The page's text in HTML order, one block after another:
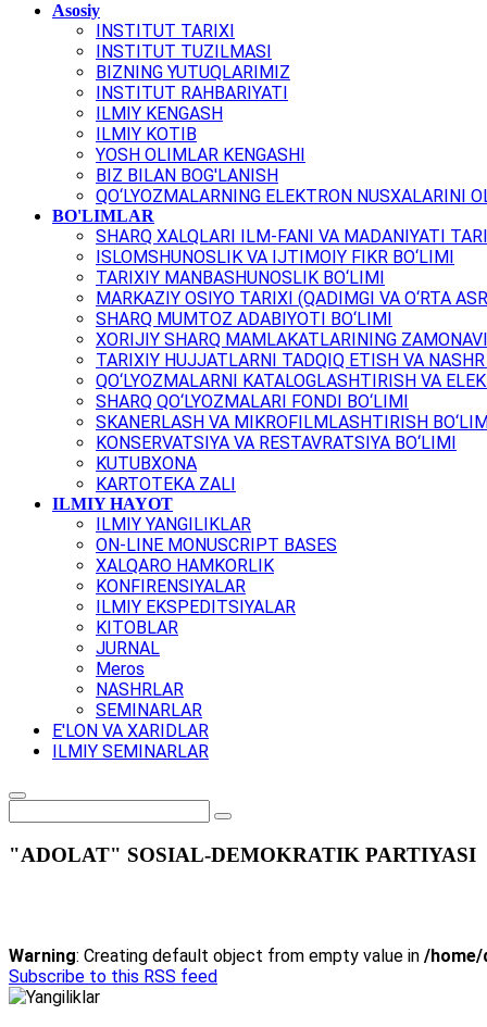
Asosiy
INSTITUT TARIXI
INSTITUT TUZILMASI
BIZNING YUTUQLARIMIZ
INSTITUT RAHBARIYATI
ILMIY KENGASH
ILMIY KOTIB
YOSH OLIMLAR KENGASHI
BIZ BILAN BOG'LANISH
QO‘LYOZMALARNING ELEKTRON NUSXALARINI
BO'LIMLAR
SHARQ XALQLARI ILM-FANI VA MADANIYATI
ISLOMSHUNOSLIK VA IJTIMOIY FIKR BO‘LIMI
TARIXIY MANBASHUNOSLIK BO‘LIMI
MARKAZIY OSIYO TARIXI (QADIMGI VA O‘RTA
SHARQ MUMTOZ ADABIYOTI BO‘LIMI
XORIJIY SHARQ MAMLAKATLARINING
TARIXIY HUJJATLARNI TADQIQ ETISH VA
QO‘LYOZMALARNI KATALOGLASHTIRISH VA
SHARQ QO‘LYOZMALARI FONDI BO‘LIMI
SKANERLASH VA MIKROFILMLASHTIRISH
KONSERVATSIYA VA RESTAVRATSIYA BO‘LIMI
KUTUBXONA
KARTOTEKA ZALI
ILMIY HAYOT
ILMIY YANGILIKLAR
ON-LINE MONUSCRIPT BASES
XALQARO HAMKORLIK
KONFIRENSIYALAR
ILMIY EKSPEDITSIYALAR
KITOBLAR
JURNAL
Meros
NASHRLAR
SEMINARLAR
E'LON VA XARIDLAR
ILMIY SEMINARLAR
"ADOLAT" SOSIAL-DEMOKRATIK PARTIYASI
Warning: Creating default object from empty value in /home/
Subscribe to this RSS feed